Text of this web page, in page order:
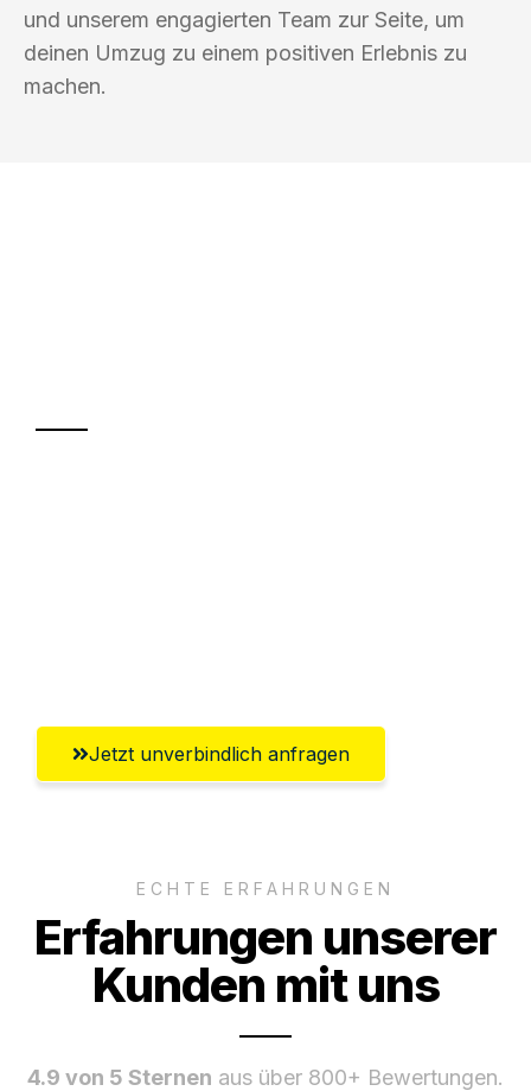
und unserem engagierten Team zur Seite, um
deinen Umzug zu einem positiven Erlebnis zu
machen.
Jetzt unverbindlich anfragen
ECHTE ERFAHRUNGEN
Erfahrungen unserer
Kunden mit uns
4.9 von 5 Sternen aus über 800+ Bewertungen.